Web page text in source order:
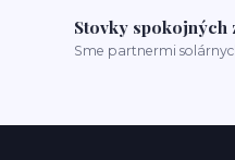
Stovky spokojných
Sme partnermi